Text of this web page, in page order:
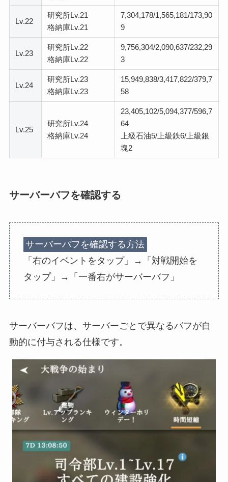
Lv.22
研究所Lv.21
格納庫Lv.21
7,304,178/1,565,181/173,90
9
Lv.23
研究所Lv.22
格納庫Lv.22
9,756,304/2,090,637/232,29
3
Lv.24
研究所Lv.23
格納庫Lv.23
15,949,838/3,417,822/379,7
58
Lv.25
研究所Lv.24
格納庫Lv.24
23,405,102/5,094,377/596,7
64
上級石油5/上級鉄6/上級銀
塊2
サーバーバフを確認する
サーバーバフを確認する方法
「右のイベントをタップ」→「対戦開始を
タップ」→「一番右がサーバーバフ」
サーバーバフは、サーバーごとで異なるバフが自
動的に付与される仕様です。